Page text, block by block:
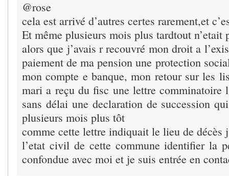
@rose
cela est arrivé d’autres certes rarement,et
Et même plusieurs mois plus tardtout n’etait
alors que j’avais r recouvré mon droit a
paiement de ma pension une protection
mon compte e banque, mon retour sur les
mari a reçu du fisc une lettre comminatoire
sans délai une declaration de succession
plusieurs mois plus tôt
comme cette lettre indiquait le lieu de décès
l’etat civil de cette commune identifier la
confondue avec moi et je suis entrée en